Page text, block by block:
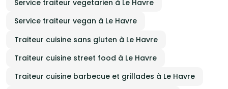
Service traiteur vegetarien à Le Havre
Service traiteur vegan à Le Havre
Traiteur cuisine sans gluten à Le Havre
Traiteur cuisine street food à Le Havre
Traiteur cuisine barbecue et grillades à Le Havre